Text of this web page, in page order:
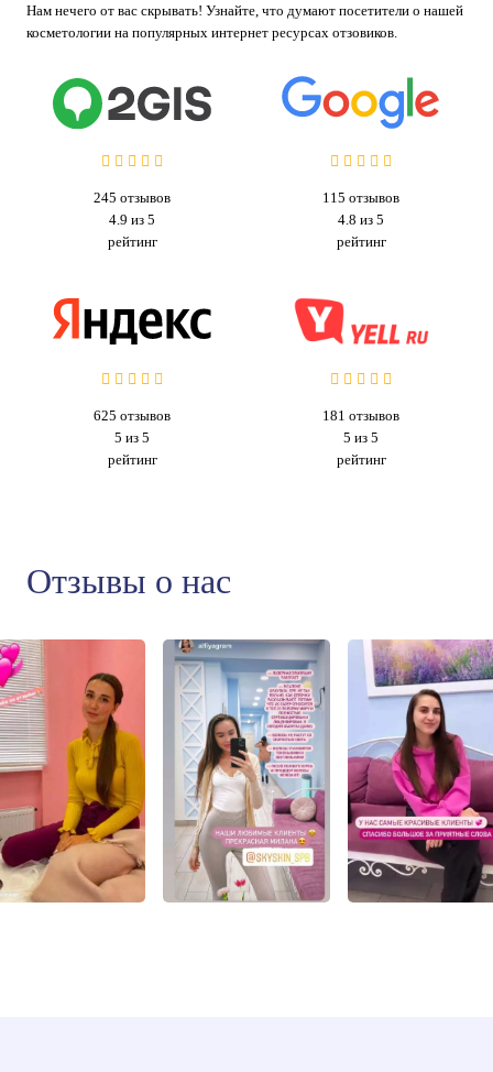
Нам нечего от вас скрывать! Узнайте, что думают посетители о нашей
косметологии на популярных интернет ресурсах отзовиков.
245 отзывов
4.9 из 5
рейтинг
115 отзывов
4.8 из 5
рейтинг
625 отзывов
5 из 5
рейтинг
181 отзывов
5 из 5
рейтинг
Отзывы о нас